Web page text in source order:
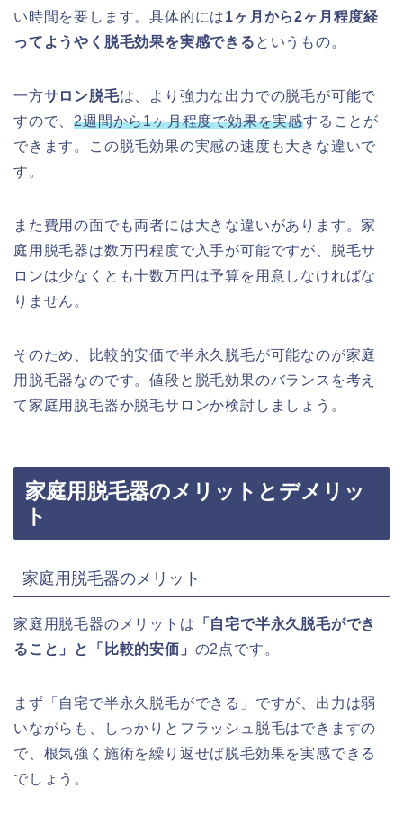
い時間を要します。具体的には1ヶ月から2ヶ月程度経
ってようやく脱毛効果を実感できる というもの。
一方サロン脱毛は、より強力な出力での脱毛が可能で
すので、2週間から1ヶ月程度で効果を実感することが
できます。この脱毛効果の実感の速度も大きな違いで
す。
また費用の面でも両者には大きな違いがあります。家
庭用脱毛器は数万円程度で入手が可能ですが、脱毛サ
ロンは少なくとも十数万円は予算を用意しなければな
りません。
そのため、比較的安価で半永久脱毛が可能なのが家庭
用脱毛器なのです。値段と脱毛効果のバランスを考え
て家庭用脱毛器か脱毛サロンか検討しましょう。
家庭用脱毛器のメリットとデメリッ
ト
家庭用脱毛器のメリット
家庭用脱毛器のメリットは 「自宅で半永久脱毛ができ
ること」と「比較的安価」 の2点です。
まず「自宅で半永久脱毛ができる」ですが、出力は弱
いながらも、しっかりとフラッシュ脱毛はできますの
で、根気強く施術を繰り返せば脱毛効果を実感できる
でしょう。